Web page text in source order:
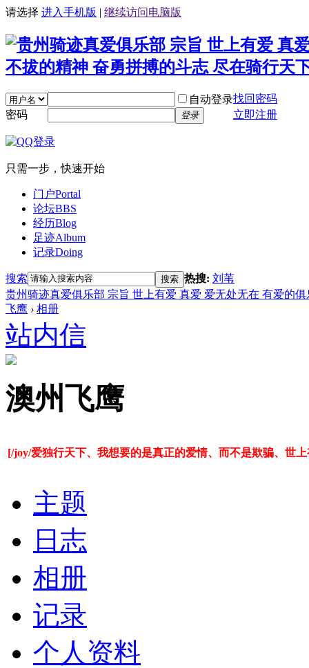
请选择 进入手机版 | 继续访问电脑版
自动登录找回密码
密码
登录 立即注册
只需一步，快速开始
门户Portal
论坛BBS
经历Blog
足迹Album
记录Doing
搜索 搜索 热搜: 刘苇
贵州骑迹真爱俱乐部 宗旨 世上有爱 真爱 爱无处无在 有爱的
飞鹰 › 相册
站内信
澳州飞鹰
[/joy/爱独行天下、我想要的是真正的爱情、而不是欺骗、世
主题
日志
相册
记录
个人资料